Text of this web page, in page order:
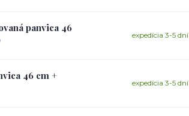
panvica 46
expedícia 3-5 dní
46 cm +
expedícia 3-5 dní